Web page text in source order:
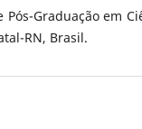
Pós-Graduação em
RN, Brasil.